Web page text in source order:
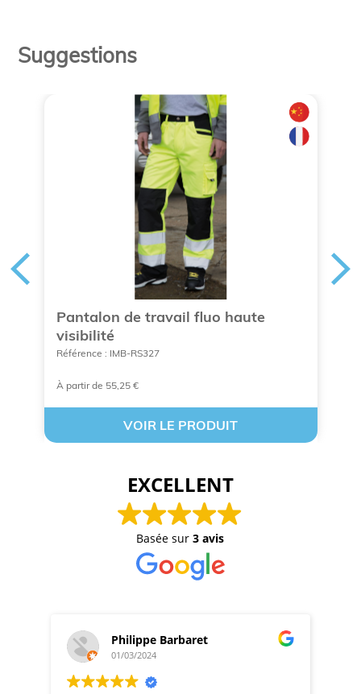
Suggestions
Pantalon de travail fluo haute
visibilité
Référence : IMB-RS327
À partir de 55,25 €
VOIR LE PRODUIT
EXCELLENT
Basée sur3 avis
Philippe Barbaret
01/03/2024